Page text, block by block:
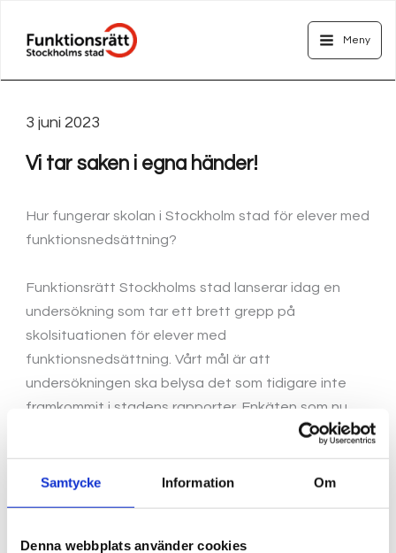
Samtycke Information Om
Denna webbplats använder cookies
innehåll
Main
Menu
Meny
3 juni 2023
Vi tar saken i egna händer!
Hur fungerar skolan i Stockholm stad för elever med
funktionsnedsättning?
Funktionsrätt Stockholms stad lanserar idag en
undersökning som tar ett brett grepp på
skolsituationen för elever med
funktionsnedsättning. Vårt mål är att
undersökningen ska belysa det som tidigare inte
framkommit i stadens rapporter. Enkäten som nu
lanseras har tagits fram i samarbete med forskare
den 30 september.